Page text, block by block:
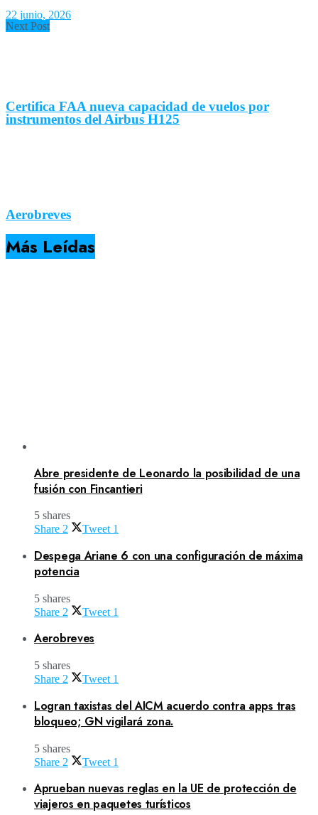
22 junio, 2026
Next Post
Certifica FAA nueva capacidad de vuelos por
instrumentos del Airbus H125
Aerobreves
Más Leídas
Abre presidente de Leonardo la posibilidad de una
fusión con Fincantieri
5 shares
Share 2 Tweet 1
Despega Ariane 6 con una configuración de máxima
potencia
5 shares
Share 2 Tweet 1
Aerobreves
5 shares
Share 2 Tweet 1
Logran taxistas del AICM acuerdo contra apps tras
bloqueo; GN vigilará zona.
5 shares
Share 2 Tweet 1
Aprueban nuevas reglas en la UE de protección de
viajeros en paquetes turísticos